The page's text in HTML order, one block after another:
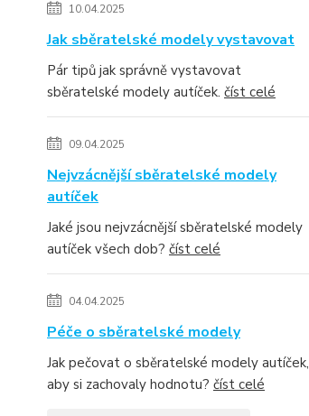
10.04.2025
Jak sběratelské modely vystavovat
Pár tipů jak správně vystavovat
sběratelské modely autíček. číst celé
09.04.2025
Nejvzácnější sběratelské modely
autíček
Jaké jsou nejvzácnější sběratelské modely
autíček všech dob? číst celé
04.04.2025
Péče o sběratelské modely
Jak pečovat o sběratelské modely autíček,
aby si zachovaly hodnotu? číst celé